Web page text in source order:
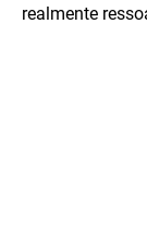
realmente